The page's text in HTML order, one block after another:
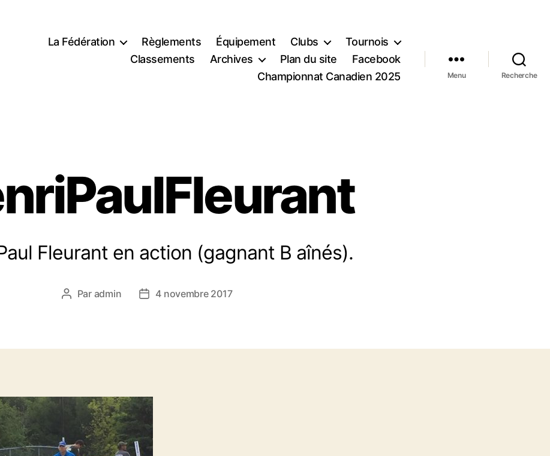
La Fédération Règlements Équipement Clubs
Tournois
Classements
Archives Plan du site
Facebook
Championnat Canadien 2025
Menu Recherche
Fleurant en action (gagnant B aînés).
Auteur
Par admin
Date4 novembre 2017